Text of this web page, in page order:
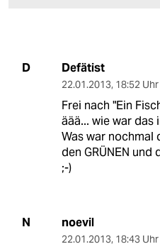
D Defätist
22.01.2013, 18:52 Uhr
Frei nach "Ein
äää... wie war das
Was war nochmal
den GRÜNEN und
;-)
N noevil
22.01.2013, 18:43 Uhr